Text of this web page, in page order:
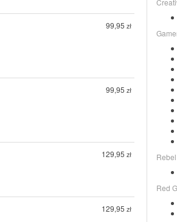
99,95 zł
99,95 zł
129,95 zł
129,95 zł
Rebel
Red